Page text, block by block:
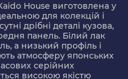
House виготовлена у
для колекцій і
дрібні деталі кузова,
панель. Білий лак
а низький профіль і
атмосферу японських
серійних
високою якістю